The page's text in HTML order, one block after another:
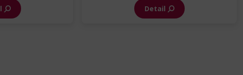
Detail